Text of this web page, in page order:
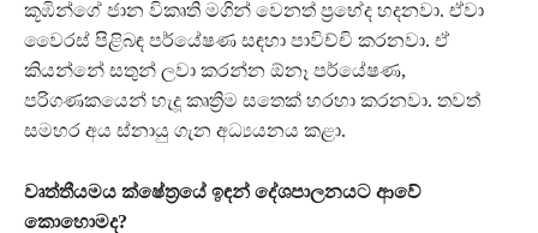
කූඹින්ගේ ජාන විකෘති මගින් වෙනත් ප්‍රභේද හදනවා. ඒවා
වෛරස් පිළිබඳ පර්යේෂණ සඳහා පාවිච්චි කරනවා. ඒ
කියන්නේ සතුන් ලවා කරන්න ඕනෑ පර්යේෂණ,
පරිගණකයෙන් හැදූ කෘත්‍රිම සතෙක් හරහා කරනවා. තවත්
සමහර අය ස්නායු ගැන අධ්‍යයනය කළා.
වෘත්තීයමය ක්ෂේත්‍රයේ ඉඳන් දේශපාලනයට ආවේ
කොහොමද?